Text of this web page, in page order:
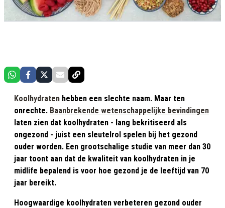
Koolhydraten hebben een slechte naam. Maar ten
onrechte. Baanbrekende wetenschappelijke bevindingen
laten zien dat koolhydraten - lang bekritiseerd als
ongezond - juist een sleutelrol spelen bij het gezond
ouder worden. Een grootschalige studie van meer dan 30
jaar toont aan dat de kwaliteit van koolhydraten in je
midlife bepalend is voor hoe gezond je de leeftijd van 70
jaar bereikt.
Hoogwaardige koolhydraten verbeteren gezond ouder